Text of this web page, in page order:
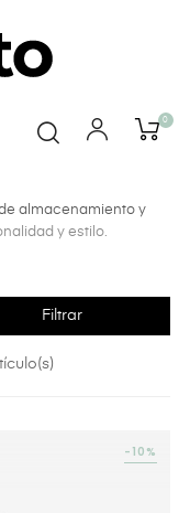
0
almacenamiento y
y estilo.
Filtrar
-10%